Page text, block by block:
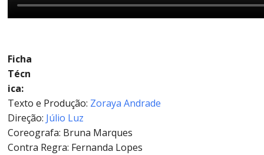
Ficha
Técn
ica:
Texto e Produção: Zoraya Andrade
Direção: Júlio Luz
Coreografa: Bruna Marques
Contra Regra: Fernanda Lopes